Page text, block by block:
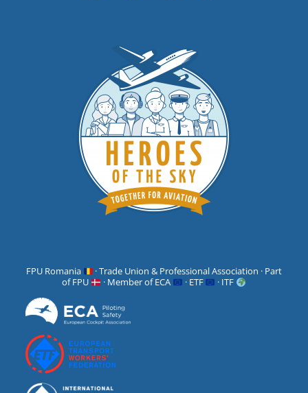
FPU Romania
· Trade Union & Professional Association · Part
of FPU
· Member of ECA · ETF · ITF